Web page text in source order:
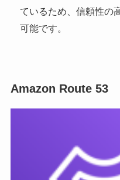
ているため、信頼性の
可能です。
Amazon Route 53